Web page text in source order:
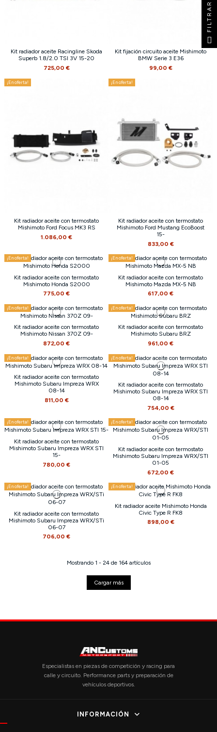
Kit radiador aceite Racingline Skoda
Superb 1.8/2.0 TSI 3V 15-20
725,00 €
Kit fijación circuito aceite Mishimoto
BMW Serie 3 E36
99,00 €
¡En oferta!
Kit radiador aceite con termostato
Mishimoto Ford Focus MK3 RS
1.086,00 €
¡En oferta!
Kit radiador aceite con termostato
Mishimoto Ford Mustang EcoBoost
15-
833,00 €
¡En oferta!
Kit radiador aceite con termostato
Mishimoto Honda S2000
775,00 €
¡En oferta!
Kit radiador aceite con termostato
Mishimoto Mazda MX-5 NB
617,00 €
¡En oferta!
Kit radiador aceite con termostato
Mishimoto Nissan 370Z 09-
872,00 €
¡En oferta!
Kit radiador aceite con termostato
Mishimoto Subaru BRZ
961,00 €
¡En oferta!
Kit radiador aceite con termostato
Mishimoto Subaru Impreza WRX
08-14
811,00 €
¡En oferta!
Kit radiador aceite con termostato
Mishimoto Subaru Impreza WRX STI
08-14
754,00 €
¡En oferta!
Kit radiador aceite con termostato
Mishimoto Subaru Impreza WRX STI
15-
780,00 €
¡En oferta!
Kit radiador aceite con termostato
Mishimoto Subaru Impreza WRX/STI
01-05
672,00 €
¡En oferta!
Kit radiador aceite con termostato
Mishimoto Subaru Impreza WRX/STi
06-07
706,00 €
¡En oferta!
Kit radiador aceite Mishimoto Honda
Civic Type R FK8
898,00 €
Mostrando 1 - 24 de 164 artículos
Cargar más
Especialistas en piezas de competición y racing para
calle y circuito. Performance parts y preparación de
vehículos deportivos.
INFORMACIÓN
FILTRAR